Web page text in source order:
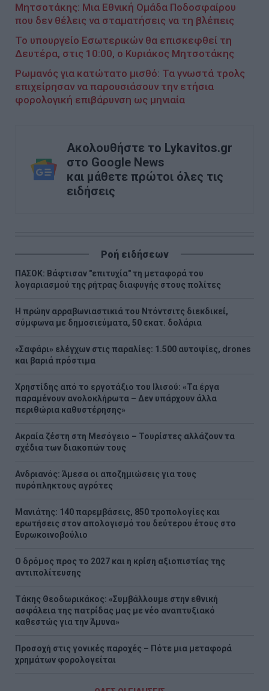
Μητσοτάκης: Μια Εθνική Ομάδα Ποδοσφαίρου
που δεν θέλεις να σταματήσεις να τη βλέπεις
Το υπουργείο Εσωτερικών θα επισκεφθεί τη
Δευτέρα, στις 10:00, ο Κυριάκος Μητσοτάκης
Ρωμανός για κατώτατο μισθό: Τα γνωστά τρολς
επιχείρησαν να παρουσιάσουν την ετήσια
φορολογική επιβάρυνση ως μηνιαία
Ακολουθήστε το Lykavitos.gr
στο Google News
και μάθετε πρώτοι όλες τις
ειδήσεις
Ροή ειδήσεων
ΠΑΣΟΚ: Βάφτισαν "επιτυχία" τη μεταφορά του
λογαριασμού της ρήτρας διαφυγής στους πολίτες
Η πρώην αρραβωνιαστικιά του Ντόντσιτς διεκδικεί,
σύμφωνα με δημοσιεύματα, 50 εκατ. δολάρια
«Σαφάρι» ελέγχων στις παραλίες: 1.500 αυτοψίες, drones
και βαριά πρόστιμα
Χρηστίδης από το εργοτάξιο του Ιλισού: «Τα έργα
παραμένουν ανολοκλήρωτα – Δεν υπάρχουν άλλα
περιθώρια καθυστέρησης»
Ακραία ζέστη στη Μεσόγειο – Τουρίστες αλλάζουν τα
σχέδια των διακοπών τους
Ανδριανός: Άμεσα οι αποζημιώσεις για τους
πυρόπληκτους αγρότες
Μανιάτης: 140 παρεμβάσεις, 850 τροπολογίες και
ερωτήσεις στον απολογισμό του δεύτερου έτους στο
Ευρωκοινοβούλιο
Ο δρόμος προς το 2027 και η κρίση αξιοπιστίας της
αντιπολίτευσης
Τάκης Θεοδωρικάκος: «Συμβάλλουμε στην εθνική
ασφάλεια της πατρίδας μας με νέο αναπτυξιακό
καθεστώς για την Άμυνα»
Προσοχή στις γονικές παροχές – Πότε μια μεταφορά
χρημάτων φορολογείται